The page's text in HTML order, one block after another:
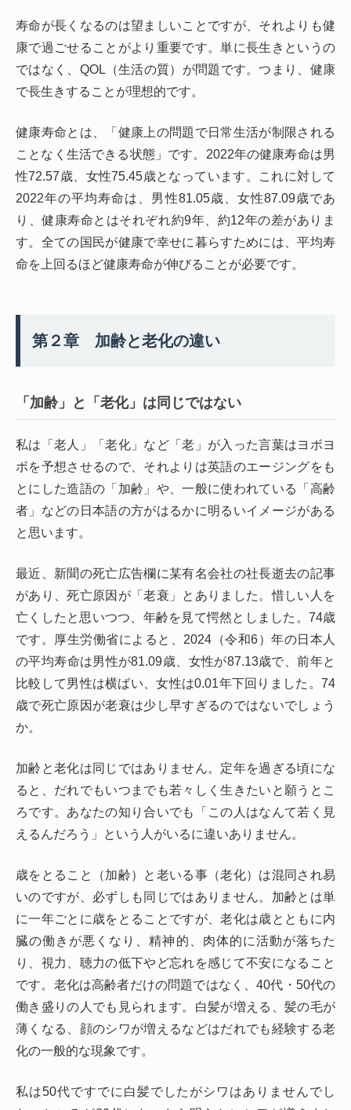
寿命が長くなるのは望ましいことですが、それよりも健
康で過ごせることがより重要です。単に長生きというの
ではなく、QOL（生活の質）が問題です。つまり、健康
で長生きすることが理想的です。
健康寿命とは、「健康上の問題で日常生活が制限される
ことなく生活できる状態」です。2022年の健康寿命は男
性72.57歳、女性75.45歳となっています。これに対して
2022年の平均寿命は、男性81.05歳、女性87.09歳であ
り、健康寿命とはそれぞれ約9年、約12年の差がありま
す。全ての国民が健康で幸せに暮らすためには、平均寿
命を上回るほど健康寿命が伸びることが必要です。
第２章 加齢と老化の違い
「加齢」と「老化」は同じではない
私は「老人」「老化」など「老」が入った言葉はヨボヨ
ボを予想させるので、それよりは英語のエージングをも
とにした造語の「加齢」や、一般に使われている「高齢
者」などの日本語の方がはるかに明るいイメージがある
と思います。
最近、新聞の死亡広告欄に某有名会社の社長逝去の記事
があり、死亡原因が「老衰」とありました。惜しい人を
亡くしたと思いつつ、年齢を見て愕然としました。74歳
です。厚生労働省によると、2024（令和6）年の日本人
の平均寿命は男性が81.09歳、女性が87.13歳で、前年と
比較して男性は横ばい、女性は0.01年下回りました。74
歳で死亡原因が老衰は少し早すぎるのではないでしょう
か。
加齢と老化は同じではありません。定年を過ぎる頃にな
ると、だれでもいつまでも若々しく生きたいと願うとこ
ろです。あなたの知り合いでも「この人はなんて若く見
えるんだろう」という人がいるに違いありません。
歳をとること（加齢）と老いる事（老化）は混同され易
いのですが、必ずしも同じではありません。加齢とは単
に一年ごとに歳をとることですが、老化は歳とともに内
臓の働きが悪くなり、精神的、肉体的に活動が落ちた
り、視力、聴力の低下やど忘れを感じて不安になること
です。老化は高齢者だけの問題ではなく、40代・50代の
働き盛りの人でも見られます。白髪が増える、髪の毛が
薄くなる、顔のシワが増えるなどはだれでも経験する老
化の一般的な現象です。
私は50代ですでに白髪でしたがシワはありませんでし